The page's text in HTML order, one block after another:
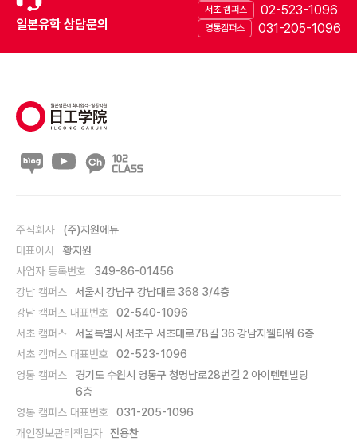
일본유학 상담문의
서초 캠퍼스 02-523-1096
영통캠퍼스 031-205-1096
주식회사
(주)지원에듀
대표이사
황지원
사업자 등록번호
349-86-01456
강남 캠퍼스
서울시 강남구 강남대로 368 3/4층
강남 캠퍼스 대표번호
02-540-1096
서초 캠퍼스
서울특별시 서초구 서초대로78길 36 강남지웰타워 6층
서초 캠퍼스 대표번호
02-523-1096
영통 캠퍼스
경기도 수원시 영통구 청명남로28번길 2 아이텐텐빌딩
6층
영통 캠퍼스 대표번호
031-205-1096
개인정보관리책임자
전용찬